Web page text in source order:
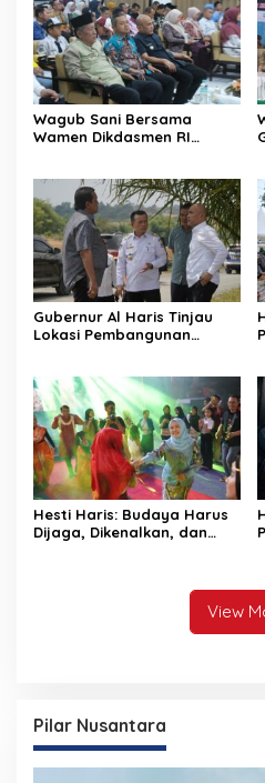
Wagub Sani Bersama
Wamen Dikdasmen RI
Transformasi Digital
Pendidikan di Jambi
Gubernur Al Haris Tinjau
Lokasi Pembangunan
Green City
Hesti Haris: Budaya Harus
Dijaga, Dikenalkan, dan
View
Pilar Nusantara